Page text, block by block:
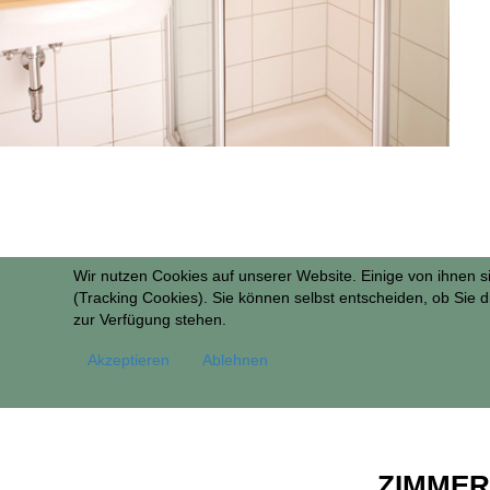
Wir nutzen Cookies auf unserer Website. Einige von ihnen
(Tracking Cookies). Sie können selbst entscheiden, ob Sie
zur Verfügung stehen.
Akzeptieren
Ablehnen